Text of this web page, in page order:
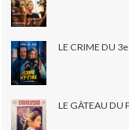
LE CRIME DU
LE GÂTEAU DU